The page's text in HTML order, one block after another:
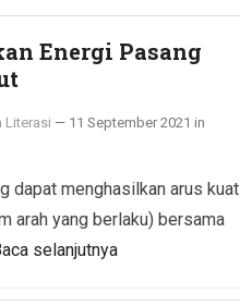
Energi Pasang
Literasi — 11 September 2021 in
dapat menghasilkan arus kuat
arah yang berlaku) bersama
selanjutnya